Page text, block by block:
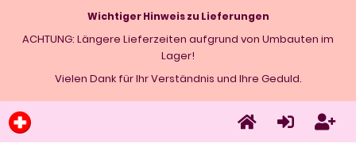
Wichtiger Hinweis zu Lieferungen
ACHTUNG: Längere Lieferzeiten aufgrund von Umbauten im
Lager!
Vielen Dank für Ihr Verständnis und Ihre Geduld.